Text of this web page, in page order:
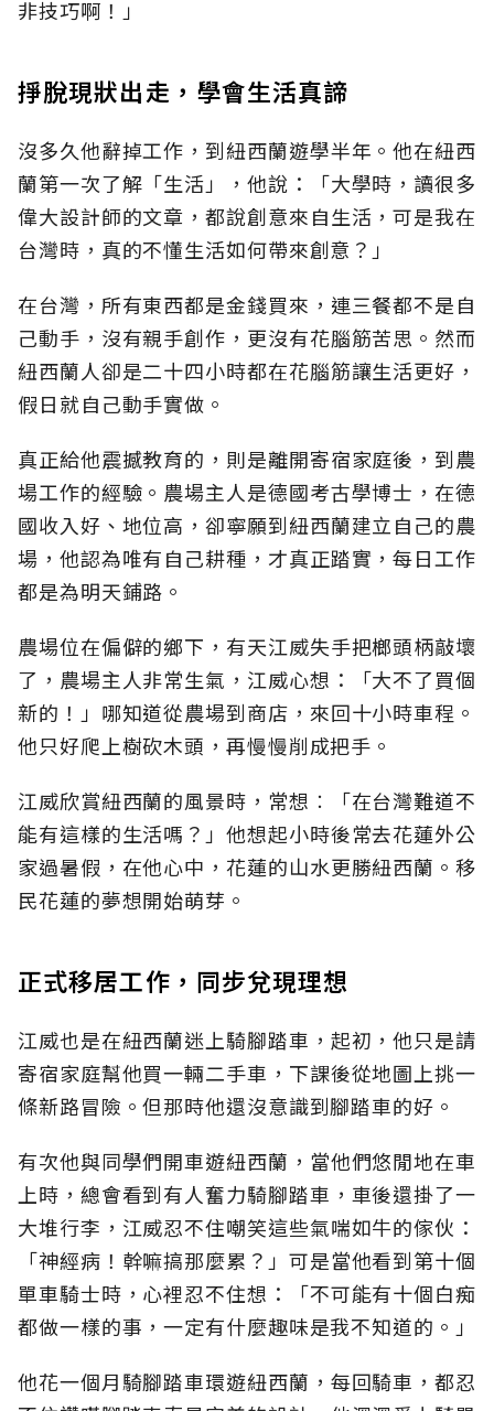
非技巧啊！」
掙脫現狀出走，學會生活真諦
沒多久他辭掉工作，到紐西蘭遊學半年。他在紐西
蘭第一次了解「生活」，他說：「大學時，讀很多
偉大設計師的文章，都說創意來自生活，可是我在
台灣時，真的不懂生活如何帶來創意？」
在台灣，所有東西都是金錢買來，連三餐都不是自
己動手，沒有親手創作，更沒有花腦筋苦思。然而
紐西蘭人卻是二十四小時都在花腦筋讓生活更好，
假日就自己動手實做。
真正給他震撼教育的，則是離開寄宿家庭後，到農
場工作的經驗。農場主人是德國考古學博士，在德
國收入好、地位高，卻寧願到紐西蘭建立自己的農
場，他認為唯有自己耕種，才真正踏實，每日工作
都是為明天鋪路。
農場位在偏僻的鄉下，有天江威失手把榔頭柄敲壞
了，農場主人非常生氣，江威心想：「大不了買個
新的！」哪知道從農場到商店，來回十小時車程。
他只好爬上樹砍木頭，再慢慢削成把手。
江威欣賞紐西蘭的風景時，常想︰「在台灣難道不
能有這樣的生活嗎？」他想起小時後常去花蓮外公
家過暑假，在他心中，花蓮的山水更勝紐西蘭。移
民花蓮的夢想開始萌芽。
正式移居工作，同步兌現理想
江威也是在紐西蘭迷上騎腳踏車，起初，他只是請
寄宿家庭幫他買一輛二手車，下課後從地圖上挑一
條新路冒險。但那時他還沒意識到腳踏車的好。
有次他與同學們開車遊紐西蘭，當他們悠閒地在車
上時，總會看到有人奮力騎腳踏車，車後還掛了一
大堆行李，江威忍不住嘲笑這些氣喘如牛的傢伙：
「神經病！幹嘛搞那麼累？」可是當他看到第十個
單車騎士時，心裡忍不住想：「不可能有十個白痴
都做一樣的事，一定有什麼趣味是我不知道的。」
他花一個月騎腳踏車環遊紐西蘭，每回騎車，都忍